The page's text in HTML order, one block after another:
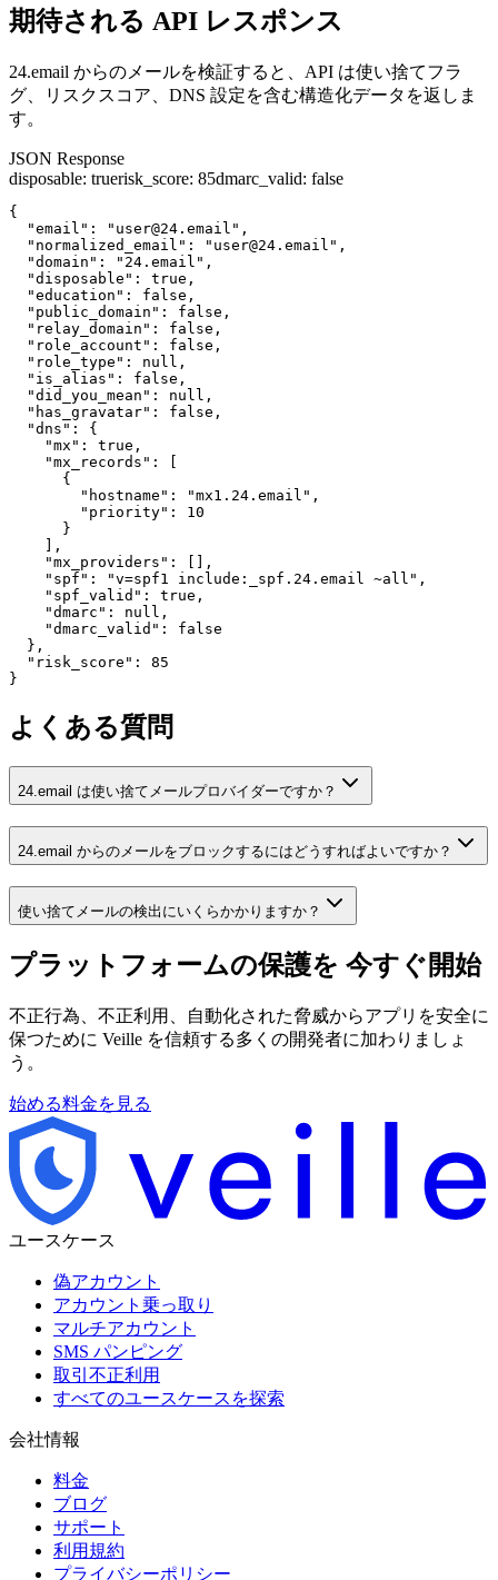
期待される API レスポンス
24.email からのメールを検証すると、API は使い捨てフラ
グ、リスクスコア、DNS 設定を含む構造化データを返しま
す。
JSON Response
disposable: truerisk_score: 85dmarc_valid: false
{
  "email": "user@24.email",
  "normalized_email": "user@24.email",
  "domain": "24.email",
  "disposable": true,
  "education": false,
  "public_domain": false,
  "relay_domain": false,
  "role_account": false,
  "role_type": null,
  "is_alias": false,
  "did_you_mean": null,
  "has_gravatar": false,
  "dns": {
    "mx": true,
    "mx_records": [
      {
        "hostname": "mx1.24.email",
        "priority": 10
      }
    ],
    "mx_providers": [],
    "spf": "v=spf1 include:_spf.24.email ~all",
    "spf_valid": true,
    "dmarc": null,
    "dmarc_valid": false
  },
  "risk_score": 85
}
よくある質問
24.email は使い捨てメールプロバイダーですか？
24.email からのメールをブロックするにはどうすればよいですか？
使い捨てメールの検出にいくらかかりますか？
プラットフォームの保護を 今すぐ開始
不正行為、不正利用、自動化された脅威からアプリを安全に
保つために Veille を信頼する多くの開発者に加わりましょ
う。
始める料金を見る
ユースケース
偽アカウント
アカウント乗っ取り
マルチアカウント
SMS パンピング
取引不正利用
すべてのユースケースを探索
会社情報
料金
ブログ
サポート
利用規約
プライバシーポリシー